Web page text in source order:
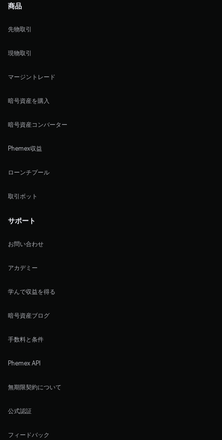
商品
先物取引
現物取引
マージントレード
暗号資産を購入
暗号資産コンバーター
Phemex収益
ローンチプール
取引ボット
サポート
お問い合わせ
アカデミー
学んで収益を得る
暗号資産ブログ
手数料と条件
Phemex API
無期限契約について
公式認証
フィードバック